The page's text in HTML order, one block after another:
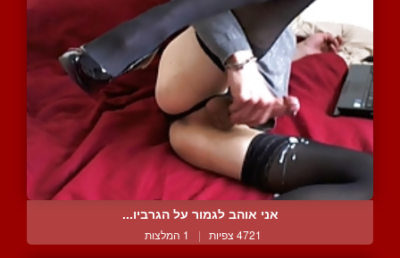
אני אוהב לגמור על הגרביו...
4721 צפיות | 1 המלצות